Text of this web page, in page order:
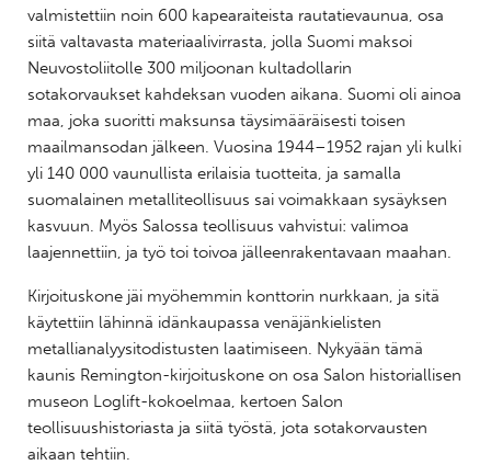
valmistettiin noin 600 kapearaiteista rautatievaunua, osa
siitä valtavasta materiaalivirrasta, jolla Suomi maksoi
Neuvostoliitolle 300 miljoonan kultadollarin
sotakorvaukset kahdeksan vuoden aikana. Suomi oli ainoa
maa, joka suoritti maksunsa täysimääräisesti toisen
maailmansodan jälkeen. Vuosina 1944–1952 rajan yli kulki
yli 140 000 vaunullista erilaisia tuotteita, ja samalla
suomalainen metalliteollisuus sai voimakkaan sysäyksen
kasvuun. Myös Salossa teollisuus vahvistui: valimoa
laajennettiin, ja työ toi toivoa jälleenrakentavaan maahan.
Kirjoituskone jäi myöhemmin konttorin nurkkaan, ja sitä
käytettiin lähinnä idänkaupassa venäjänkielisten
metallianalyysitodistusten laatimiseen. Nykyään tämä
kaunis Remington-kirjoituskone on osa Salon historiallisen
museon Loglift-kokoelmaa, kertoen Salon
teollisuushistoriasta ja siitä työstä, jota sotakorvausten
aikaan tehtiin.